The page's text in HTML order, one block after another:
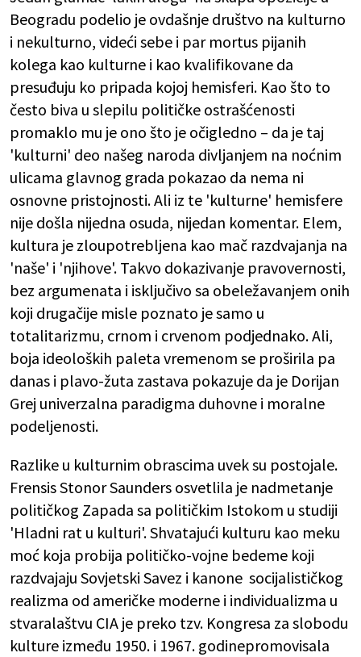
Beogradu podelio je ovdašnje društvo na kulturno
i nekulturno, videći sebe i par mortus pijanih
kolega kao kulturne i kao kvalifikovane da
presuđuju ko pripada kojoj hemisferi. Kao što to
često biva u slepilu političke ostrašćenosti
promaklo mu je ono što je očigledno – da je taj
'kulturni' deo našeg naroda divljanjem na noćnim
ulicama glavnog grada pokazao da nema ni
osnovne pristojnosti. Ali iz te 'kulturne' hemisfere
nije došla nijedna osuda, nijedan komentar. Elem,
kultura je zloupotrebljena kao mač razdvajanja na
'naše' i 'njihove'. Takvo dokazivanje pravovernosti,
bez argumenata i isključivo sa obeležavanjem onih
koji drugačije misle poznato je samo u
totalitarizmu, crnom i crvenom podjednako. Ali,
boja ideoloških paleta vremenom se proširila pa
danas i plavo-žuta zastava pokazuje da je Dorijan
Grej univerzalna paradigma duhovne i moralne
podeljenosti.
Razlike u kulturnim obrascima uvek su postojale.
Frensis Stonor Saunders osvetlila je nadmetanje
političkog Zapada sa političkim Istokom u studiji
'Hladni rat u kulturi'. Shvatajući kulturu kao meku
moć koja probija političko-vojne bedeme koji
razdvajaju Sovjetski Savez i kanone socijalističkog
realizma od američke moderne i individualizma u
stvaralaštvu CIA je preko tzv. Kongresa za slobodu
kulture između 1950. i 1967. godinepromovisala